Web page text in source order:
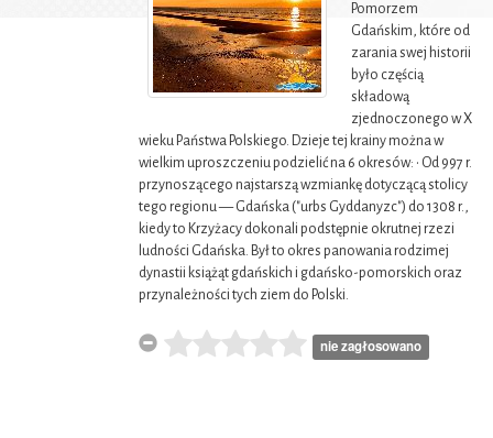
Pomorzem
Gdańskim, które od
zarania swej historii
było częścią
składową
zjednoczonego w X
wieku Państwa Polskiego. Dzieje tej krainy można w
wielkim uproszczeniu podzielić na 6 okresów: • Od 997 r.
przynoszącego najstarszą wzmiankę dotyczącą stolicy
tego regionu — Gdańska ("urbs Gyddanyzc") do 1308 r.,
kiedy to Krzyżacy dokonali podstępnie okrutnej rzezi
ludności Gdańska. Był to okres panowania rodzimej
dynastii książąt gdańskich i gdańsko-pomorskich oraz
przynależności tych ziem do Polski.
nie zagłosowano